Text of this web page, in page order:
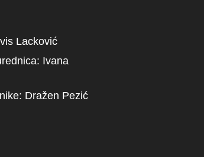
Lacković
Ivana
Dražen Pezić